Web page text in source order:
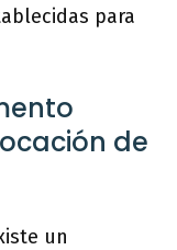
para
de
un